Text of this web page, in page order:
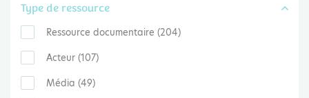
Type de ressource
Ressource documentaire (204)
Acteur (107)
Média (49)